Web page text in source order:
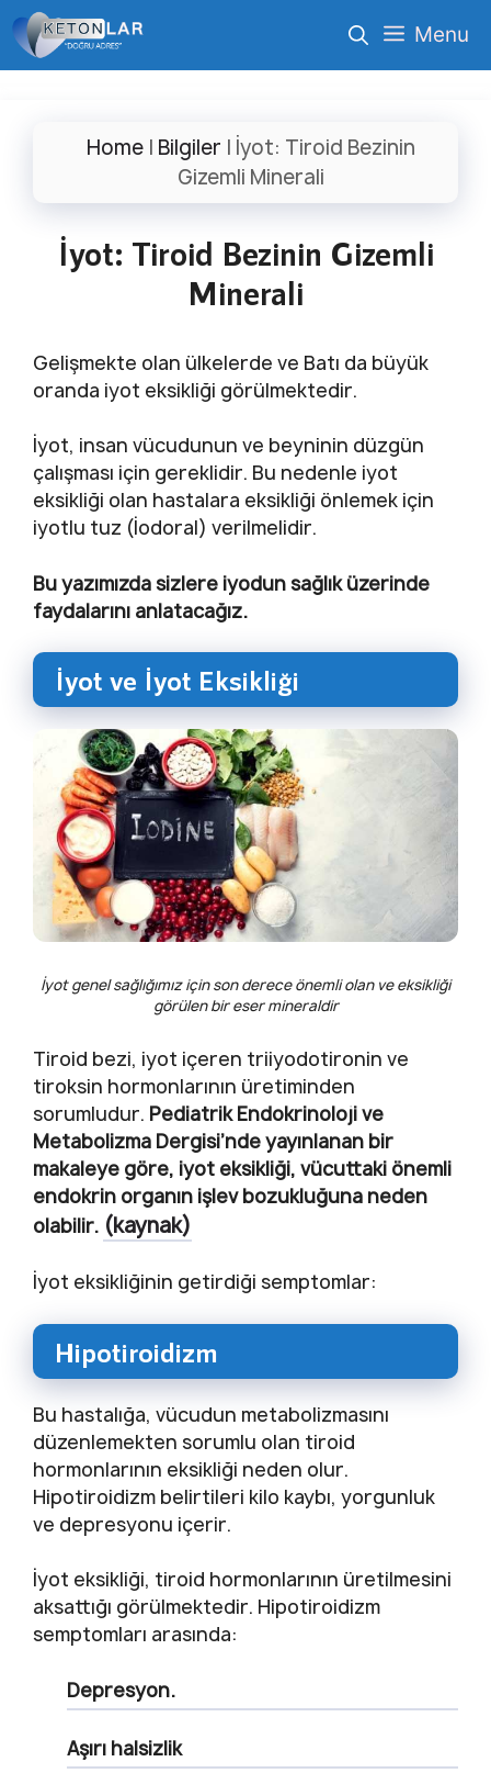
İçeriğe
atla
Menu
Home | Bilgiler | İyot: Tiroid Bezinin
Gizemli Minerali
İyot: Tiroid Bezinin Gizemli
Minerali
Gelişmekte olan ülkelerde ve Batı da büyük
oranda iyot eksikliği görülmektedir.
İyot, insan vücudunun ve beyninin düzgün
çalışması için gereklidir. Bu nedenle iyot
eksikliği olan hastalara eksikliği önlemek için
iyotlu tuz (İodoral) verilmelidir.
Bu yazımızda sizlere iyodun sağlık üzerinde
faydalarını anlatacağız.
İyot ve İyot Eksikliği
İyot genel sağlığımız için son derece önemli olan ve eksikliği
görülen bir eser mineraldir
Tiroid bezi, iyot içeren triiyodotironin ve
tiroksin hormonlarının üretiminden
sorumludur. Pediatrik Endokrinoloji ve
Metabolizma Dergisi’nde yayınlanan bir
makaleye göre, iyot eksikliği, vücuttaki önemli
endokrin organın işlev bozukluğuna neden
olabilir. (kaynak)
İyot eksikliğinin getirdiği semptomlar:
Hipotiroidizm
Bu hastalığa, vücudun metabolizmasını
düzenlemekten sorumlu olan tiroid
hormonlarının eksikliği neden olur.
Hipotiroidizm belirtileri kilo kaybı, yorgunluk
ve depresyonu içerir.
İyot eksikliği, tiroid hormonlarının üretilmesini
aksattığı görülmektedir. Hipotiroidizm
semptomları arasında:
Depresyon.
Aşırı halsizlik